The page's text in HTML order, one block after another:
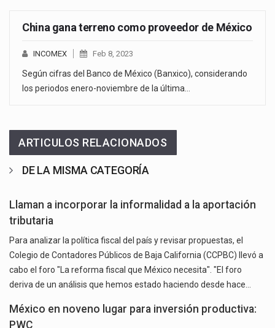
China gana terreno como proveedor de México
INCOMEX Feb 8, 2023
Según cifras del Banco de México (Banxico), considerando
los periodos enero-noviembre de la última…
ARTICULOS RELACIONADOS
DE LA MISMA CATEGORÍA
Llaman a incorporar la informalidad a la aportación
tributaria
Para analizar la política fiscal del país y revisar propuestas, el
Colegio de Contadores Públicos de Baja California (CCPBC) llevó a
cabo el foro "La reforma fiscal que México necesita". "El foro
deriva de un análisis que hemos estado haciendo desde hace…
México en noveno lugar para inversión productiva:
PWC